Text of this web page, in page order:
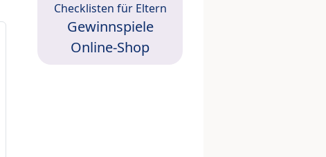
Checklisten für Eltern
Gewinnspiele
Online-Shop